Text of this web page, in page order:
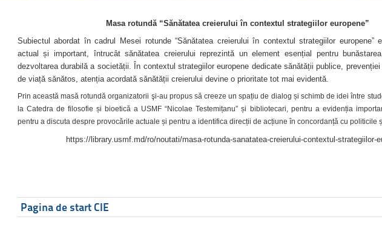
Masa rotundă “Sănătatea creierului în contextul strategiilor europene”
Subiectul abordat în cadrul Mesei rotunde “Sănătatea creierului în contextul strategiilor europene”
actual și important, întrucât sănătatea creierului reprezintă un element esențial pentru
dezvoltarea durabilă a societății. În contextul strategiilor europene dedicate sănătății publice, prevenției
de viață sănătos, atenția acordată sănătății creierului devine o prioritate tot mai evidentă.
Prin această masă rotundă organizatorii şi-au propus să creeze un spațiu de dialog și schimb de idei între
la Catedra de filosofie și bioetică a USMF “Nicolae Testemițanu” și bibliotecari, pentru a evidenția
pentru a discuta despre provocările actuale și pentru a identifica direcții de acțiune în concordanță cu politicile
https://library.usmf.md/ro/noutati/masa-rotunda-sanatatea-creierului-contextul-strategiilor-
Pagina de start CIE